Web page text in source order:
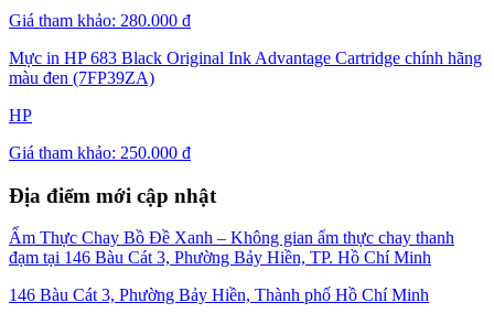
Giá tham khảo: 280.000 đ
Mực in HP 683 Black Original Ink Advantage Cartridge chính hãng
màu đen (7FP39ZA)
HP
Giá tham khảo: 250.000 đ
Địa điểm mới cập nhật
Ẩm Thực Chay Bồ Đề Xanh – Không gian ẩm thực chay thanh
đạm tại 146 Bàu Cát 3, Phường Bảy Hiền, TP. Hồ Chí Minh
146 Bàu Cát 3, Phường Bảy Hiền, Thành phố Hồ Chí Minh